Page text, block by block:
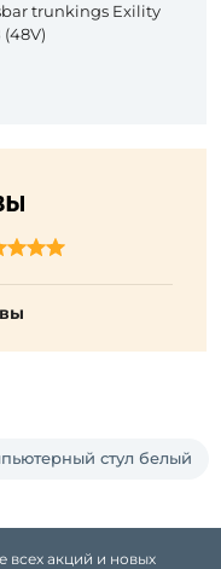
trunkings Exility
(48V)
стул белый
всех акций и новых